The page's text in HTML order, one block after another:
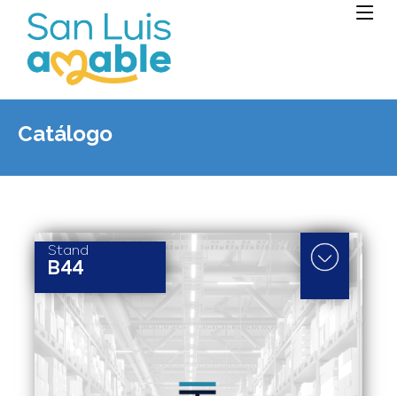
Catálogo
Stand
B44